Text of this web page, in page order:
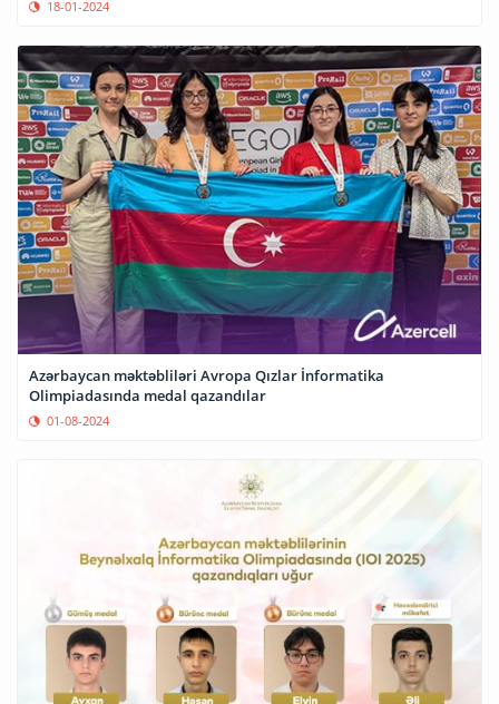
18-01-2024
Azərbaycan məktəbliləri Avropa Qızlar İnformatika
Olimpiadasında medal qazandılar
01-08-2024